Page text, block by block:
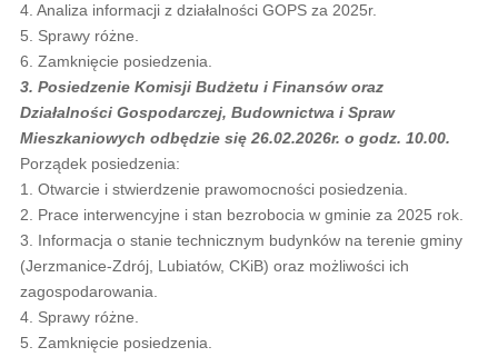
4. Analiza informacji z działalności GOPS za 2025r.
5. Sprawy różne.
6. Zamknięcie posiedzenia.
3. Posiedzenie Komisji Budżetu i Finansów oraz
Działalności Gospodarczej, Budownictwa i Spraw
Mieszkaniowych odbędzie się 26.02.2026r. o godz. 10.00.
Porządek posiedzenia:
1. Otwarcie i stwierdzenie prawomocności posiedzenia.
2. Prace interwencyjne i stan bezrobocia w gminie za 2025 rok.
3. Informacja o stanie technicznym budynków na terenie gminy
(Jerzmanice-Zdrój, Lubiatów, CKiB) oraz możliwości ich
zagospodarowania.
4. Sprawy różne.
5. Zamknięcie posiedzenia.